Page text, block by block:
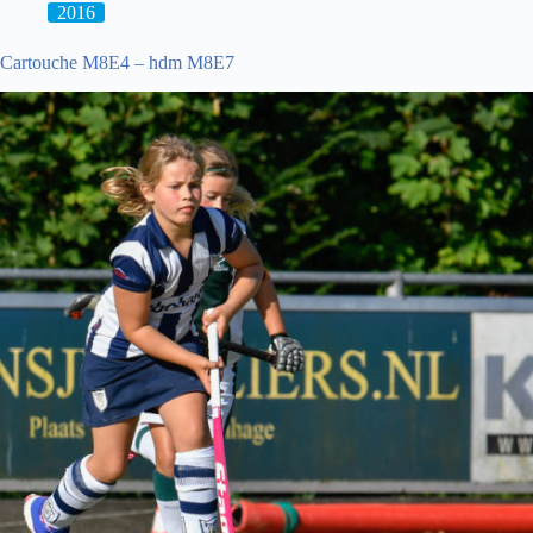
2016
Cartouche M8E4 – hdm M8E7